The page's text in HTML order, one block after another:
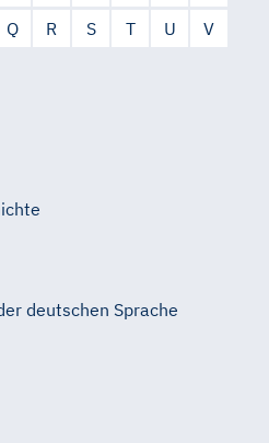
Q R S T U
V
deutschen Sprache